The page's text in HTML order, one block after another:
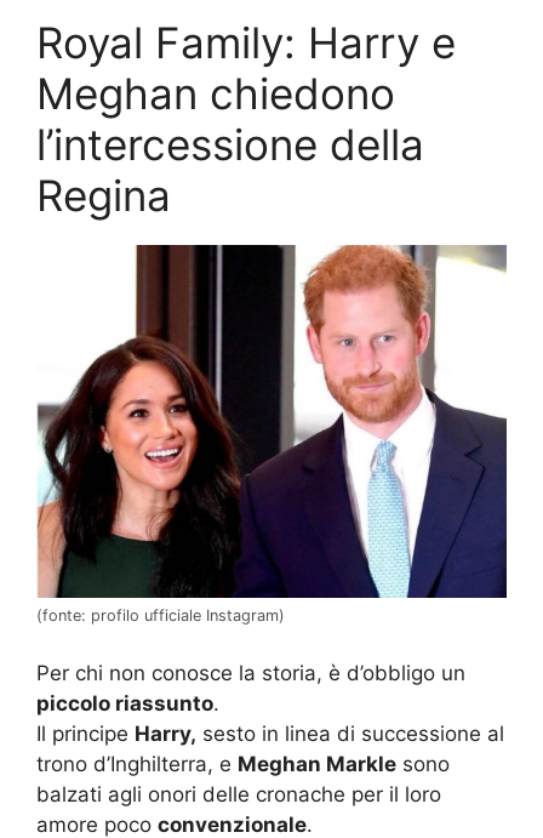
Royal Family: Harry e
Meghan chiedono
l’intercessione della
Regina
(fonte: profilo ufficiale Instagram)
Per chi non conosce la storia, è d’obbligo un
piccolo riassunto.
Il principe Harry, sesto in linea di successione al
trono d’Inghilterra, e Meghan Markle sono
balzati agli onori delle cronache per il loro
amore poco convenzionale.